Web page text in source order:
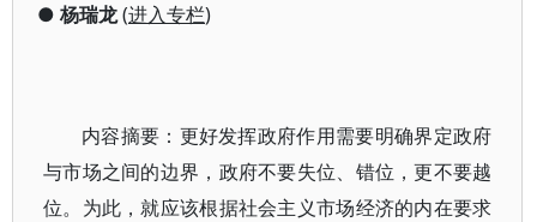
● 杨瑞龙(进入专栏)
内容摘要：更好发挥政府作用需要明确界定政府
与市场之间的边界，政府不要失位、错位，更不要越
位。为此，就应该根据社会主义市场经济的内在要求